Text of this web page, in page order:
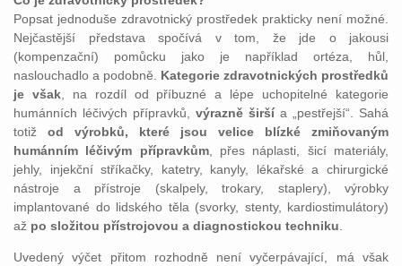
Popsat jednoduše zdravotnický prostředek prakticky není možné.
Nejčastější představa spočívá v tom, že jde o jakousi
(kompenzační) pomůcku jako je například ortéza, hůl,
naslouchadlo a podobně. Kategorie zdravotnických prostředků
je však, na rozdíl od příbuzné a lépe uchopitelné kategorie
humánních léčivých přípravků, výrazně širší a „pestřejší“. Sahá
totiž od výrobků, které jsou velice blízké zmiňovaným
humánním léčivým přípravkům, přes náplasti, šicí materiály,
jehly, injekční stříkačky, katetry, kanyly, lékařské a chirurgické
nástroje a přístroje (skalpely, trokary, staplery), výrobky
implantované do lidského těla (svorky, stenty, kardiostimulátory)
až po složitou přístrojovou a diagnostickou techniku
Uvedený výčet přitom rozhodně není vyčerpávající, má však